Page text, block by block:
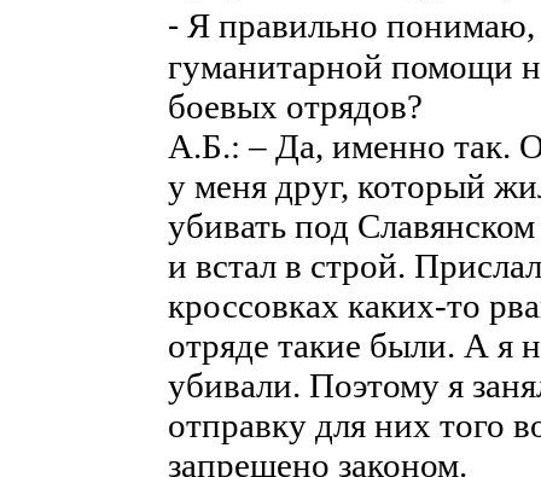
⁃ Я правильно понимаю,
гуманитарной помощи
боевых отрядов?
А.Б.: – Да, именно так.
у меня друг, который
убивать под
и встал в строй.
кроссовках каких-то
отряде такие были. А я
убивали. Поэтому я
отправку для них того
запрещено законом.